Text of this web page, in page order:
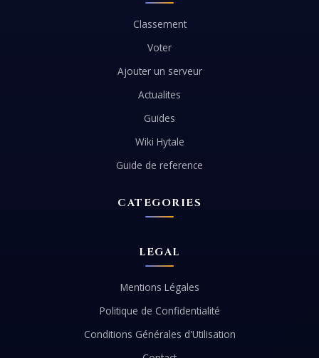
Classement
Voter
Ajouter un serveur
Actualites
Guides
Wiki Hytale
Guide de reference
CATEGORIES
LEGAL
Mentions Légales
Politique de Confidentialité
Conditions Générales d'Utilisation